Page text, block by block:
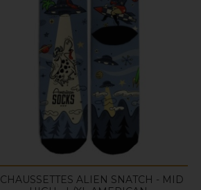
CHAUSSETTES ALIEN SNATCH - MID